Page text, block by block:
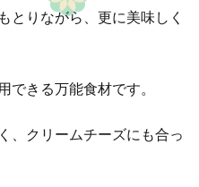
とりながら、更に美味しく
できる万能食材です。
、クリームチーズにも合っ